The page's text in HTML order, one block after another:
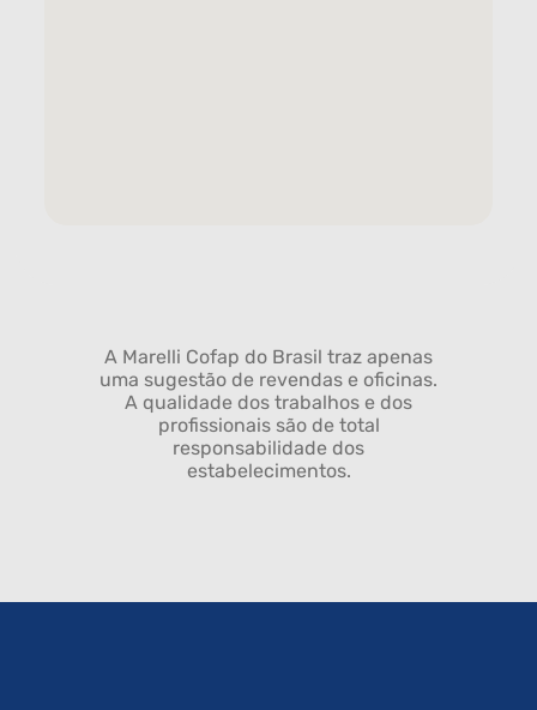
A Marelli Cofap do Brasil traz apenas
uma sugestão de revendas e oficinas.
A qualidade dos trabalhos e dos
profissionais são de total
responsabilidade dos
estabelecimentos.